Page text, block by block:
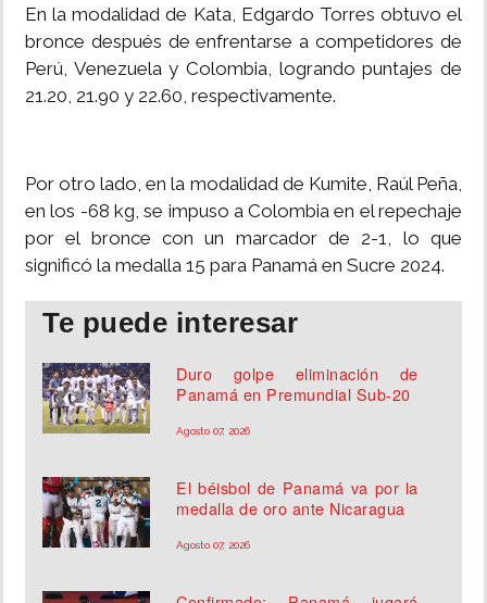
En la modalidad de Kata, Edgardo Torres obtuvo el
bronce después de enfrentarse a competidores de
Perú, Venezuela y Colombia, logrando puntajes de
21.20, 21.90 y 22.60, respectivamente.
Por otro lado, en la modalidad de Kumite, Raúl Peña,
en los -68 kg, se impuso a Colombia en el repechaje
por el bronce con un marcador de 2-1, lo que
significó la medalla 15 para Panamá en Sucre 2024.
Te puede interesar
Duro golpe eliminación de
Panamá en Premundial Sub-20
Agosto 07, 2026
El béisbol de Panamá va por la
medalla de oro ante Nicaragua
Agosto 07, 2026